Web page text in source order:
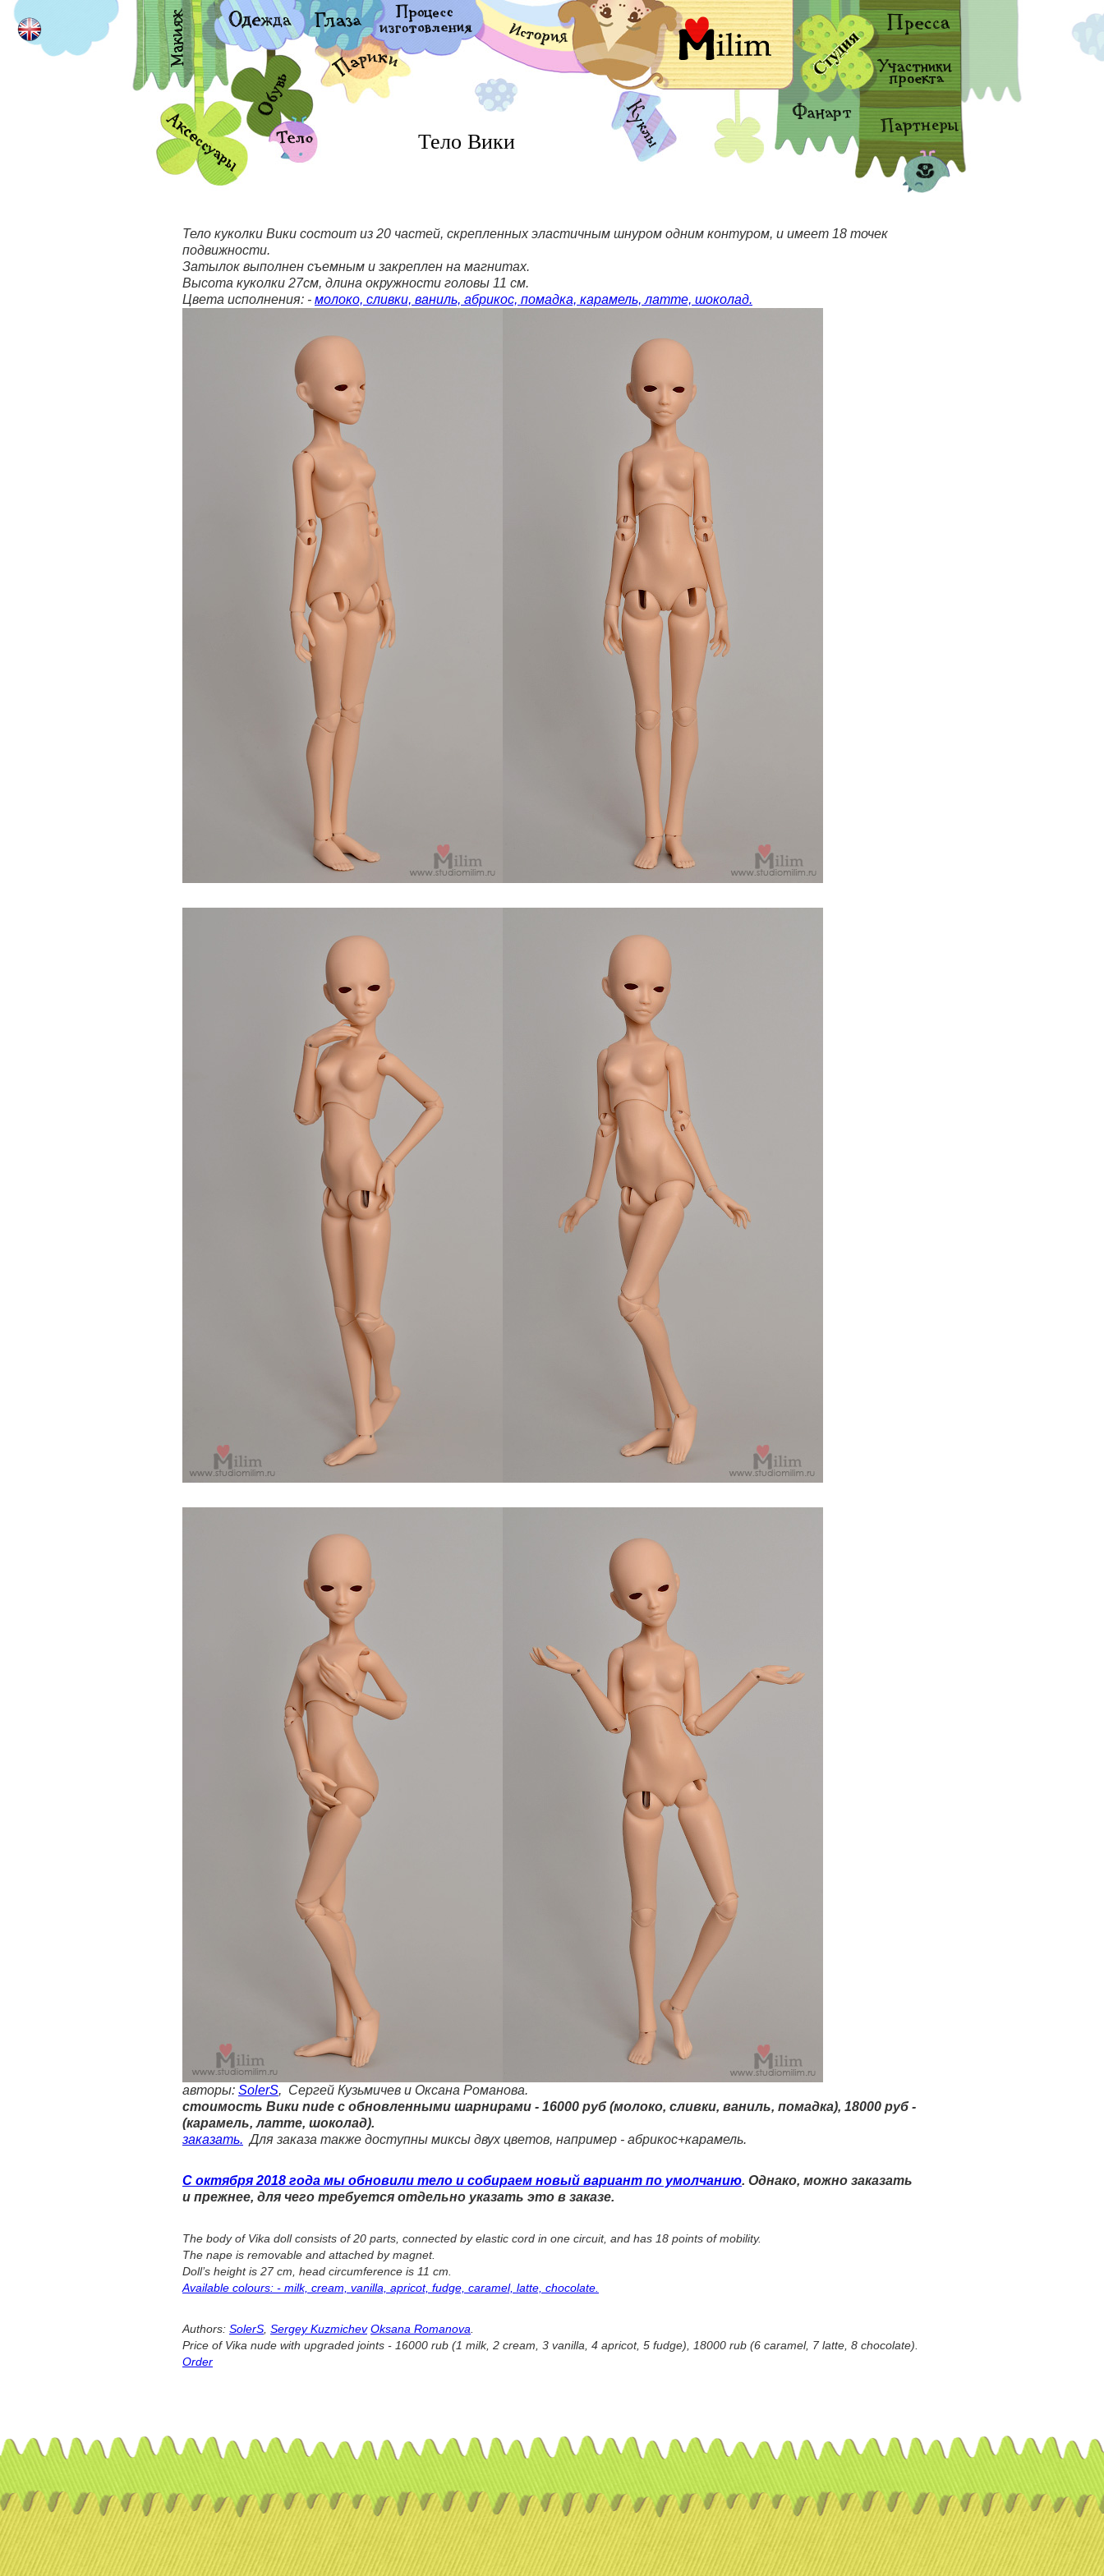
Тело Вики
Тело куколки Вики состоит из 20 частей, скрепленных эластичным шнуром одним контуром, и имеет 18 точек
подвижности.
Затылок выполнен съемным и закреплен на магнитах.
Высота куколки 27см, длина окружности головы 11 см.
Цвета исполнения: - молоко, сливки, ваниль, абрикос, помадка, карамель, латте, шоколад.
авторы: SolerS, Сергей Кузьмичев и Оксана Романова.
стоимость Вики nude с обновленными шарнирами - 16000 руб (молоко, сливки, ваниль, помадка), 18000 руб -
(карамель, латте, шоколад).
заказать. Для заказа также доступны миксы двух цветов, например - абрикос+карамель.
С октября 2018 года мы обновили тело и собираем новый вариант по умолчанию. Однако, можно заказать
и прежнее, для чего требуется отдельно указать это в заказе.
The body of Vika doll consists of 20 parts, connected by elastic cord in one circuit, and has 18 points of mobility.
The nape is removable and attached by magnet.
Doll’s height is 27 cm, head circumference is 11 cm.
Available colours: - milk, cream, vanilla, apricot, fudge, caramel, latte, chocolate.
Authors: SolerS Sergey Kuzmichev Oksana Romanova
Price of Vika nude with upgraded joints - 16000 rub (1 milk, 2 cream, 3 vanilla, 4 apricot, 5 fudge), 18000 rub (6 caramel, 7 latte, 8 chocolate).
Order